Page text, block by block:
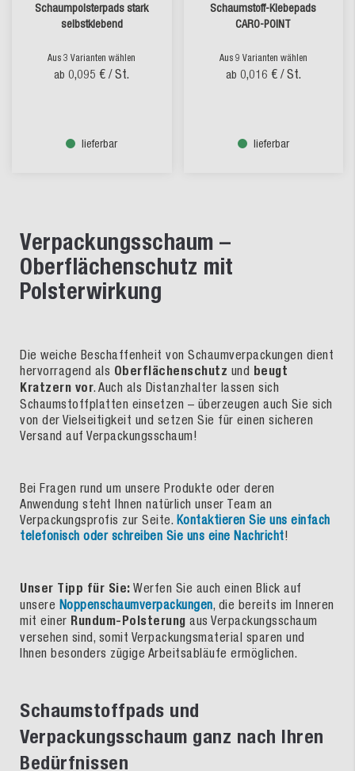
Schaumpolsterpads stark
selbstklebend
Aus 3 Varianten wählen
ab 0,095 € / St.
lieferbar
Schaumstoff-Klebepads
CARO-POINT
Aus 9 Varianten wählen
ab 0,016 € / St.
lieferbar
Verpackungsschaum –
Oberflächenschutz mit
Polsterwirkung
Die weiche Beschaffenheit von Schaumverpackungen dient
hervorragend als Oberflächenschutz und beugt
Kratzern vor. Auch als Distanzhalter lassen sich
Schaumstoffplatten einsetzen – überzeugen auch Sie sich
von der Vielseitigkeit und setzen Sie für einen sicheren
Versand auf Verpackungsschaum!
Bei Fragen rund um unsere Produkte oder deren
Anwendung steht Ihnen natürlich unser Team an
Verpackungsprofis zur Seite. Kontaktieren Sie uns einfach
telefonisch oder schreiben Sie uns eine Nachricht!
Unser Tipp für Sie: Werfen Sie auch einen Blick auf
unsere Noppenschaumverpackungen, die bereits im Inneren
mit einer Rundum-Polsterung aus Verpackungsschaum
versehen sind, somit Verpackungsmaterial sparen und
Ihnen besonders zügige Arbeitsabläufe ermöglichen.
Schaumstoffpads und
Verpackungsschaum ganz nach Ihren
Bedürfnissen